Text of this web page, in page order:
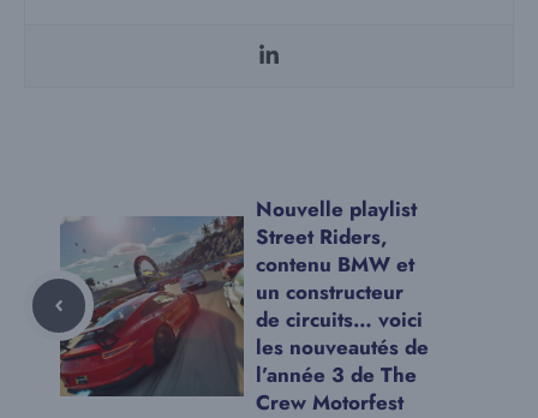
Nouvelle playlist
Street Riders,
contenu BMW et
un constructeur
de circuits… voici
les nouveautés de
l’année 3 de The
Crew Motorfest